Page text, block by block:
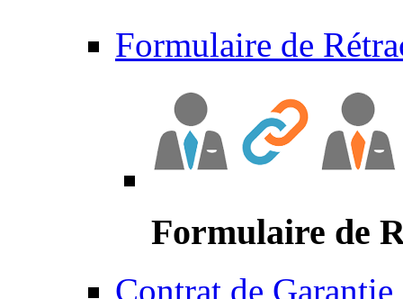
Formulaire de
Formulaire de
Contrat de Garantie